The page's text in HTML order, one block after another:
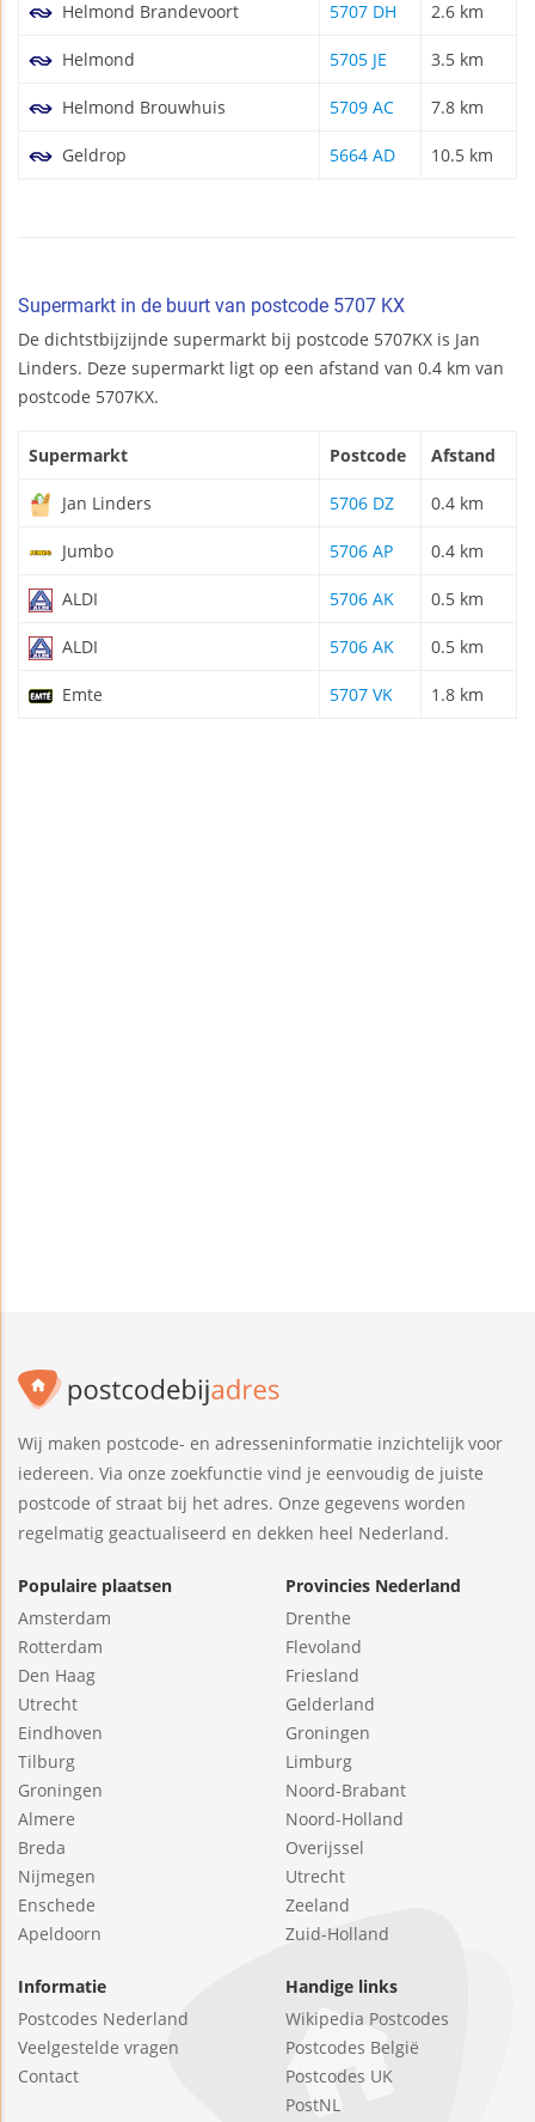
Helmond Brandevoort 5707 DH 2.6 km
Helmond 5705 JE 3.5 km
Helmond Brouwhuis 5709 AC 7.8 km
Geldrop 5664 AD 10.5 km
Supermarkt in de buurt van postcode 5707 KX
De dichtstbijzijnde supermarkt bij postcode 5707KX is Jan
Linders. Deze supermarkt ligt op een afstand van 0.4 km van
postcode 5707KX.
Supermarkt Postcode Afstand
Jan Linders 5706 DZ 0.4 km
Jumbo 5706 AP 0.4 km
ALDI 5706 AK 0.5 km
ALDI 5706 AK 0.5 km
Emte 5707 VK 1.8 km
Wij maken postcode- en adresseninformatie inzichtelijk voor
iedereen. Via onze zoekfunctie vind je eenvoudig de juiste
postcode of straat bij het adres. Onze gegevens worden
regelmatig geactualiseerd en dekken heel Nederland.
Populaire plaatsen
Amsterdam
Rotterdam
Den Haag
Utrecht
Eindhoven
Tilburg
Groningen
Almere
Breda
Nijmegen
Enschede
Apeldoorn
Provincies Nederland
Drenthe
Flevoland
Friesland
Gelderland
Groningen
Limburg
Noord-Brabant
Noord-Holland
Overijssel
Utrecht
Zeeland
Zuid-Holland
Informatie
Postcodes Nederland
Veelgestelde vragen
Contact
Handige links
Wikipedia Postcodes
Postcodes België
Postcodes UK
PostNL